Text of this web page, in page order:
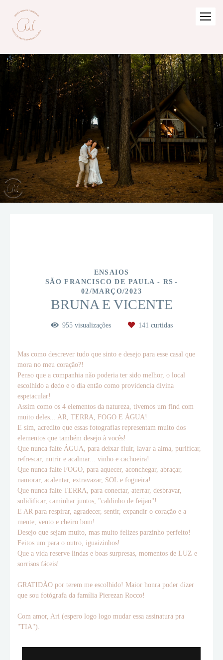
ENSAIOS
SÃO FRANCISCO DE PAULA - RS
02/MARÇO/2023
BRUNA E VICENTE
955visualizações 141 curtidas
Mas como descrever tudo que sinto e desejo para esse casal que
mora no meu coração?!
Penso que a companhia não poderia ter sido melhor, o local
escolhido a dedo e o dia então como providencia divina
espetacular!
Assim como os 4 elementos da natureza, tivemos um find com
muito deles... AR, TERRA, FOGO E ÀGUA!
E sim, acredito que essas fotografias representam muito dos
elementos que também desejo à vocês!
Que nunca falte ÁGUA, para deixar fluir, lavar a alma, purificar,
refrescar, nutrir e acalmar... vinho e cachoeira!
Que nunca falte FOGO, para aquecer, aconchegar, abraçar,
namorar, acalentar, extravazar, SOL e fogueira!
Que nunca falte TERRA, para conectar, aterrar, desbravar,
solidificar, caminhar juntos, "caldinho de feijao"!
E AR para respirar, agradecer, sentir, expandir o coração e a
mente, vento e cheiro bom!
Desejo que sejam muito, mas muito felizes parzinho perfeito!
Feitos um para o outro, iguaizinhos!
Que a vida reserve lindas e boas surpresas, momentos de LUZ e
sorrisos fáceis!
GRATIDÃO por terem me escolhido! Maior honra poder dizer
que sou fotógrafa da família Pierezan Rocco!
Com amor, Ari (espero logo logo mudar essa assinatura pra
"TIA").